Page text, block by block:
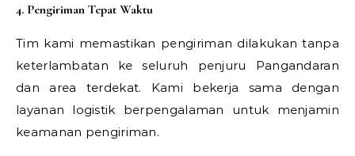
4. Pengiriman Tepat Waktu
Tim kami memastikan pengiriman dilakukan tanpa
keterlambatan ke seluruh penjuru Pangandaran
dan area terdekat. Kami bekerja sama dengan
layanan logistik berpengalaman untuk menjamin
keamanan pengiriman.